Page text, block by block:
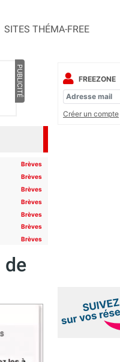
SITES THÉMA-FREE
PUBLICITÉ
Brèves
Brèves
Brèves
Brèves
Brèves
Brèves
Brèves
de
FREEZONE
Créer un compte